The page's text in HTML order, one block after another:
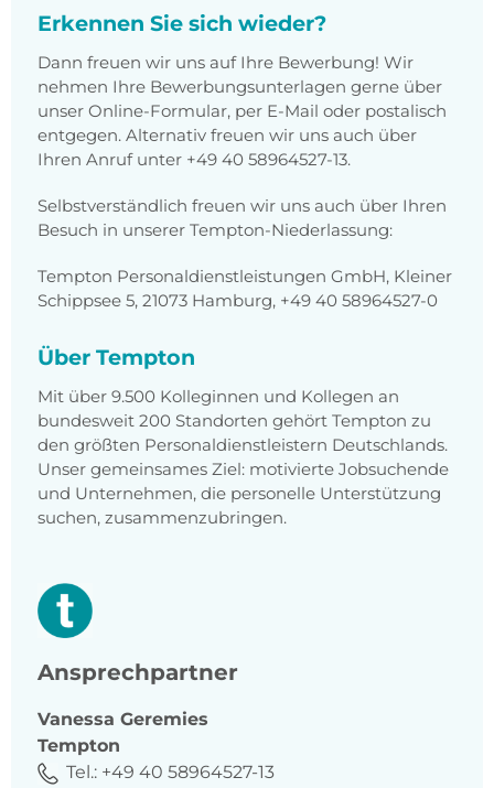
Erkennen Sie sich wieder?
Dann freuen wir uns auf Ihre Bewerbung! Wir
nehmen Ihre Bewerbungsunterlagen gerne über
unser Online-Formular, per E-Mail oder postalisch
entgegen. Alternativ freuen wir uns auch über
Ihren Anruf unter +49 40 58964527-13.
Selbstverständlich freuen wir uns auch über Ihren
Besuch in unserer Tempton-Niederlassung:
Tempton Personaldienstleistungen GmbH, Kleiner
Schippsee 5, 21073 Hamburg, +49 40 58964527-0
Über Tempton
Mit über 9.500 Kolleginnen und Kollegen an
bundesweit 200 Standorten gehört Tempton zu
den größten Personaldienstleistern Deutschlands.
Unser gemeinsames Ziel: motivierte Jobsuchende
und Unternehmen, die personelle Unterstützung
suchen, zusammenzubringen.
Ansprechpartner
Vanessa Geremies
Tempton
Tel.: +49 40 58964527-13